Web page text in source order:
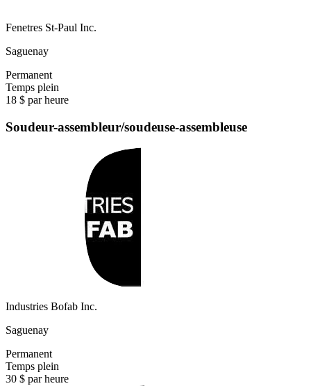
Fenetres St-Paul Inc.
Saguenay
Permanent
Temps plein
18 $ par heure
Soudeur-assembleur/soudeuse-assembleuse
Industries Bofab Inc.
Saguenay
Permanent
Temps plein
30 $ par heure